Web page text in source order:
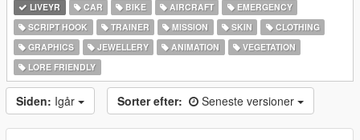
LIVEYR CAR BIKE AIRCRAFT
EMERGENCY
SCRIPT HOOK
TRAINER MISSION SKIN
CLOTHING
GRAPHICS
JEWELLERY ANIMATION
VEGETATION
LORE FRIENDLY
Siden: Igår Sorter efter: Seneste versioner